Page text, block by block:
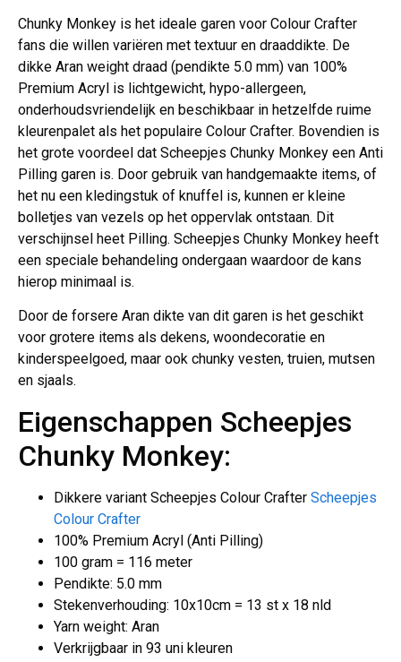
Chunky Monkey is het ideale garen voor Colour Crafter
fans die willen variëren met textuur en draaddikte. De
dikke Aran weight draad (pendikte 5.0 mm) van 100%
Premium Acryl is lichtgewicht, hypo-allergeen,
onderhoudsvriendelijk en beschikbaar in hetzelfde ruime
kleurenpalet als het populaire Colour Crafter. Bovendien is
het grote voordeel dat Scheepjes Chunky Monkey een Anti
Pilling garen is. Door gebruik van handgemaakte items, of
het nu een kledingstuk of knuffel is, kunnen er kleine
bolletjes van vezels op het oppervlak ontstaan. Dit
verschijnsel heet Pilling. Scheepjes Chunky Monkey heeft
een speciale behandeling ondergaan waardoor de kans
hierop minimaal is.
Door de forsere Aran dikte van dit garen is het geschikt
voor grotere items als dekens, woondecoratie en
kinderspeelgoed, maar ook chunky vesten, truien, mutsen
en sjaals.
Eigenschappen Scheepjes
Chunky Monkey:
Dikkere variant Scheepjes Colour Crafter Scheepjes
Colour Crafter
100% Premium Acryl (Anti Pilling)
100 gram = 116 meter
Pendikte: 5.0 mm
Stekenverhouding: 10x10cm = 13 st x 18 nld
Yarn weight: Aran
Verkrijgbaar in 93 uni kleuren